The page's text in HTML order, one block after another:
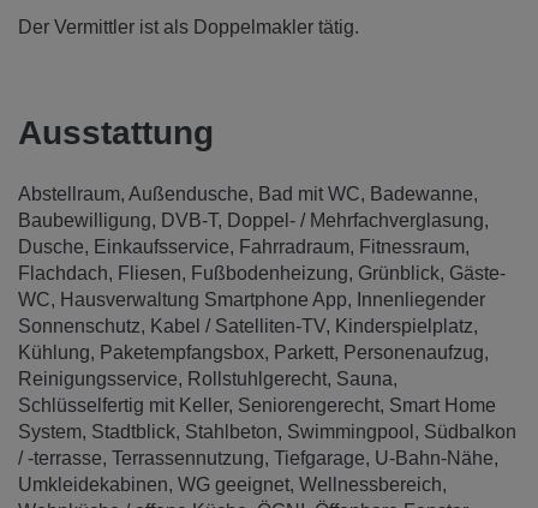
Der Vermittler ist als Doppelmakler tätig.
Ausstattung
Abstellraum Außendusche Bad mit WC
Badewanne
Baubewilligung
DVB-T
Doppel- / Mehrfachverglasung
Dusche
Einkaufsservice Fahrradraum
Fitnessraum
Flachdach
Fliesen Fußbodenheizung Grünblick Gäste-
WC
Hausverwaltung Smartphone App
Innenliegender
Sonnenschutz
Kabel / Satelliten-TV
Kinderspielplatz
Kühlung
Paketempfangsbox Parkett
Personenaufzug
Reinigungsservice
Rollstuhlgerecht Sauna
Schlüsselfertig mit Keller Seniorengerecht Smart Home
System Stadtblick Stahlbeton Swimmingpool
Südbalkon
/ -terrasse Terrassennutzung Tiefgarage U-Bahn-Nähe
Umkleidekabinen WG geeignet Wellnessbereich